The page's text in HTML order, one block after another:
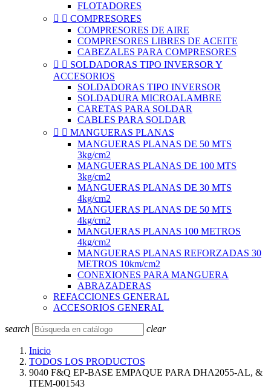
FLOTADORES
  COMPRESORES
COMPRESORES DE AIRE
COMPRESORES LIBRES DE ACEITE
CABEZALES PARA COMPRESORES
  SOLDADORAS TIPO INVERSOR Y
ACCESORIOS
SOLDADORAS TIPO INVERSOR
SOLDADURA MICROALAMBRE
CARETAS PARA SOLDAR
CABLES PARA SOLDAR
  MANGUERAS PLANAS
MANGUERAS PLANAS DE 50 MTS
3kg/cm2
MANGUERAS PLANAS DE 100 MTS
3kg/cm2
MANGUERAS PLANAS DE 30 MTS
4kg/cm2
MANGUERAS PLANAS DE 50 MTS
4kg/cm2
MANGUERAS PLANAS 100 METROS
4kg/cm2
MANGUERAS PLANAS REFORZADAS 30
METROS 10km/cm2
CONEXIONES PARA MANGUERA
ABRAZADERAS
REFACCIONES GENERAL
ACCESORIOS GENERAL
search clear
Inicio
TODOS LOS PRODUCTOS
9040 F&Q EP-BASE EMPAQUE PARA DHA2055-AL, &
ITEM-001543